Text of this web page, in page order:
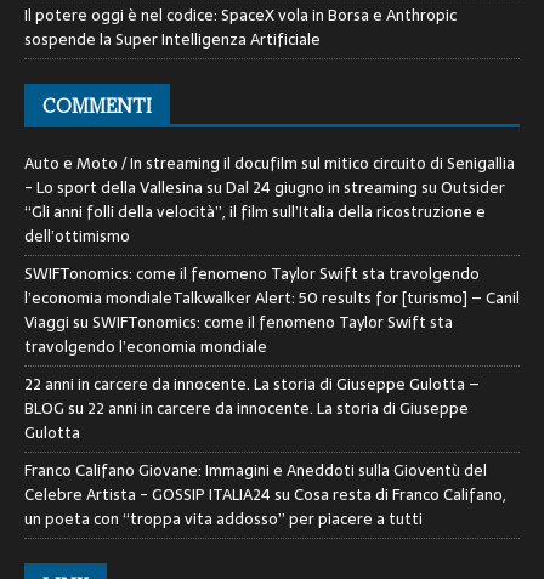
Il potere oggi è nel codice: SpaceX vola in Borsa e Anthropic
sospende la Super Intelligenza Artificiale
COMMENTI
Auto e Moto / In streaming il docufilm sul mitico circuito di Senigallia
- Lo sport della VallesinasuDal 24 giugno in streaming su Outsider
“Gli anni folli della velocità”, il film sull’Italia della ricostruzione e
dell’ottimismo
SWIFTonomics: come il fenomeno Taylor Swift sta travolgendo
l’economia mondialeTalkwalker Alert: 50 results for [turismo] – Canil
ViaggisuSWIFTonomics: come il fenomeno Taylor Swift sta
travolgendo l’economia mondiale
22 anni in carcere da innocente. La storia di Giuseppe Gulotta –
BLOGsu 22 anni in carcere da innocente. La storia di Giuseppe
Gulotta
Franco Califano Giovane: Immagini e Aneddoti sulla Gioventù del
Celebre Artista - GOSSIP ITALIA24suCosa resta di Franco Califano,
un poeta con “troppa vita addosso” per piacere a tutti